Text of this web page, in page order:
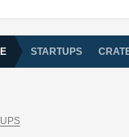
STARTUPS